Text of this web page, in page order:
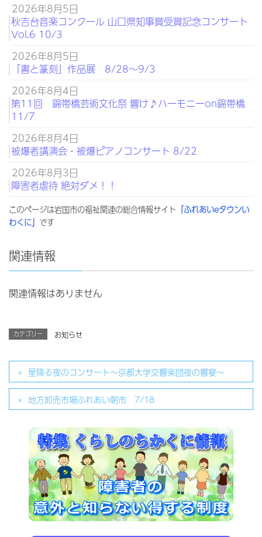
2026年8月5日
秋吉台音楽コンクール 山口県知事賞受賞記念コンサート
Vol.6 10/3
2026年8月5日
「書と篆刻」作品展 8/28～9/3
2026年8月4日
第11回 錦帯橋芸術文化祭 響け♪ハーモニーon錦帯橋
11/7
2026年8月4日
被爆者講演会・被爆ピアノコンサート 8/22
2026年8月3日
障害者虐待 絶対ダメ！！
このページは岩国市の福祉関連の総合情報サイト 「ふれあいeタウンい
わくに」 です
関連情報
関連情報はありません
カテゴリー お知らせ
星降る夜のコンサート～京都大学交響楽団夜の響宴～
地方卸売市場ふれあい朝市 7/18